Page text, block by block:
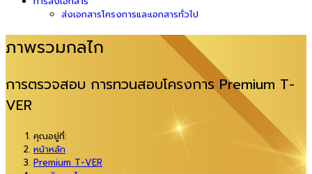
ส่งเอกสารโครงการและเอกสารทั่วไป
ภาพรวมกลไก
การตรวจสอบ การทวนสอบโครงการ Premium T-
VER
คุณอยู่ที่:
หน้าหลัก
Premium T-VER